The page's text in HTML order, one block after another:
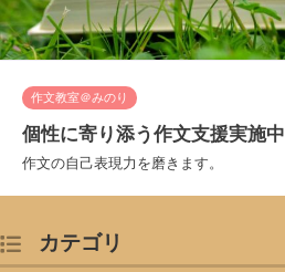
作文教室＠みのり
個性に寄り添う作文支援実施中
作文の自己表現力を磨きます。
カテゴリ